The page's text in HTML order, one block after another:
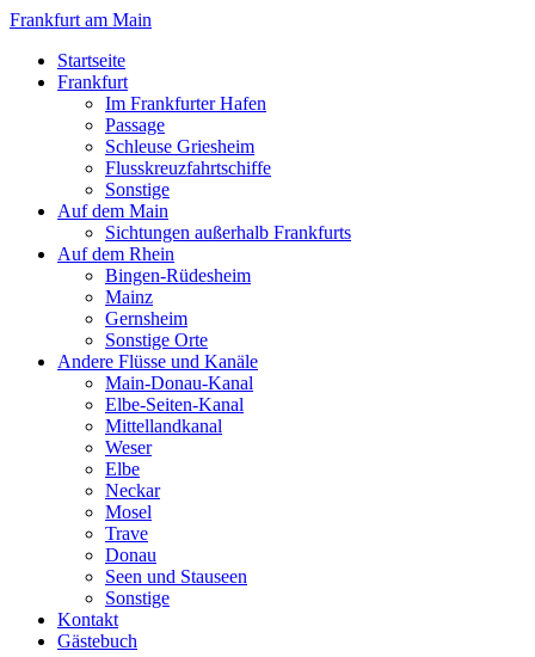
Frankfurt am Main
Startseite
Frankfurt
Im Frankfurter Hafen
Passage
Schleuse Griesheim
Flusskreuzfahrtschiffe
Sonstige
Auf dem Main
Sichtungen außerhalb Frankfurts
Auf dem Rhein
Bingen-Rüdesheim
Mainz
Gernsheim
Sonstige Orte
Andere Flüsse und Kanäle
Main-Donau-Kanal
Elbe-Seiten-Kanal
Mittellandkanal
Weser
Elbe
Neckar
Mosel
Trave
Donau
Seen und Stauseen
Sonstige
Kontakt
Gästebuch